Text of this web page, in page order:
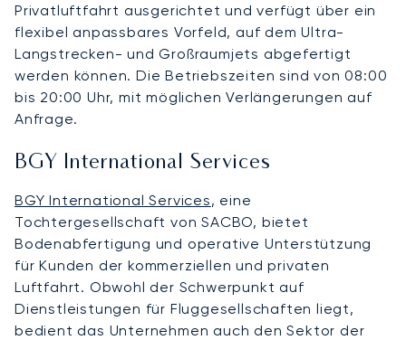
Privatluftfahrt ausgerichtet und verfügt über ein
flexibel anpassbares Vorfeld, auf dem Ultra-
Langstrecken- und Großraumjets abgefertigt
werden können. Die Betriebszeiten sind von 08:00
bis 20:00 Uhr, mit möglichen Verlängerungen auf
Anfrage.
BGY International Services
BGY International Services, eine
Tochtergesellschaft von SACBO, bietet
Bodenabfertigung und operative Unterstützung
für Kunden der kommerziellen und privaten
Luftfahrt. Obwohl der Schwerpunkt auf
Dienstleistungen für Fluggesellschaften liegt,
bedient das Unternehmen auch den Sektor der